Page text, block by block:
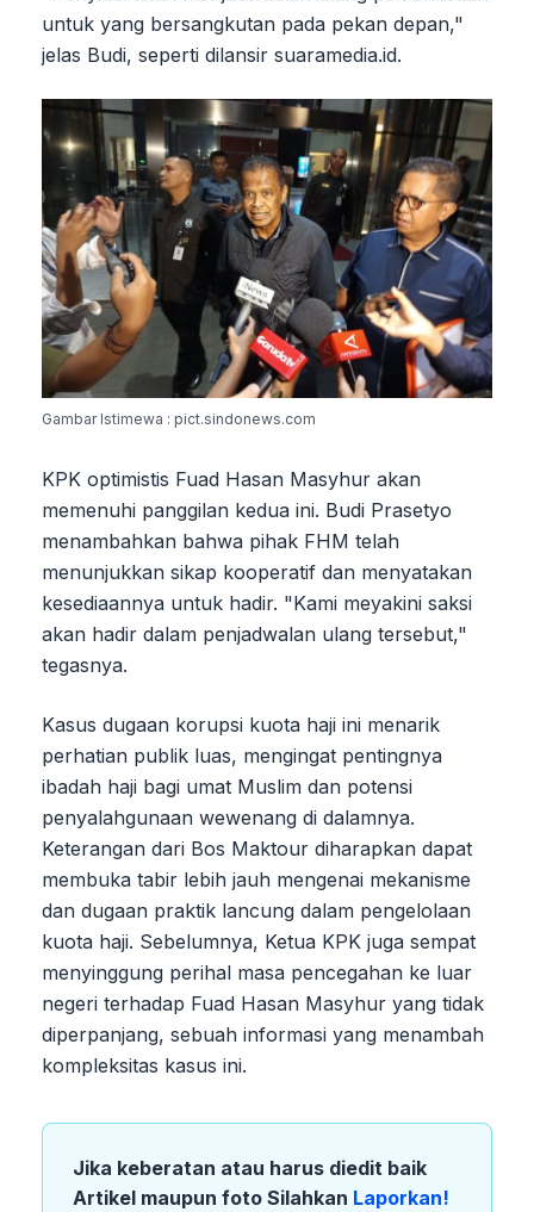
untuk yang bersangkutan pada pekan depan,"
jelas Budi, seperti dilansir suaramedia.id.
Gambar Istimewa : pict.sindonews.com
KPK optimistis Fuad Hasan Masyhur akan
memenuhi panggilan kedua ini. Budi Prasetyo
menambahkan bahwa pihak FHM telah
menunjukkan sikap kooperatif dan menyatakan
kesediaannya untuk hadir. "Kami meyakini saksi
akan hadir dalam penjadwalan ulang tersebut,"
tegasnya.
Kasus dugaan korupsi kuota haji ini menarik
perhatian publik luas, mengingat pentingnya
ibadah haji bagi umat Muslim dan potensi
penyalahgunaan wewenang di dalamnya.
Keterangan dari Bos Maktour diharapkan dapat
membuka tabir lebih jauh mengenai mekanisme
dan dugaan praktik lancung dalam pengelolaan
kuota haji. Sebelumnya, Ketua KPK juga sempat
menyinggung perihal masa pencegahan ke luar
negeri terhadap Fuad Hasan Masyhur yang tidak
diperpanjang, sebuah informasi yang menambah
kompleksitas kasus ini.
Jika keberatan atau harus diedit baik
Artikel maupun foto Silahkan Laporkan!